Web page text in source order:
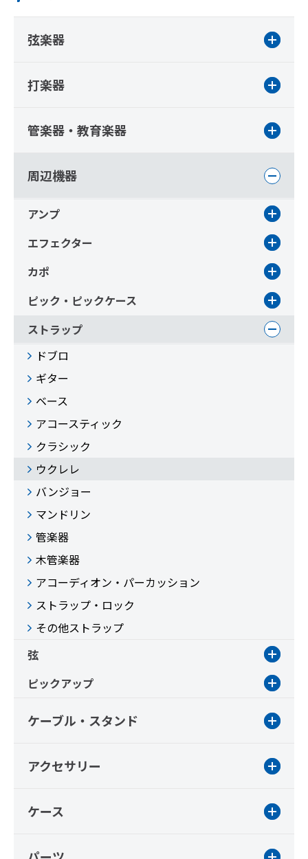
弦楽器
打楽器
管楽器・教育楽器
周辺機器
アンプ
エフェクター
カポ
ピック・ピックケース
ストラップ
ドブロ
ギター
ベース
アコースティック
クラシック
ウクレレ
バンジョー
マンドリン
管楽器
木管楽器
アコーディオン・パーカッション
ストラップ・ロック
その他ストラップ
弦
ピックアップ
ケーブル・スタンド
アクセサリー
ケース